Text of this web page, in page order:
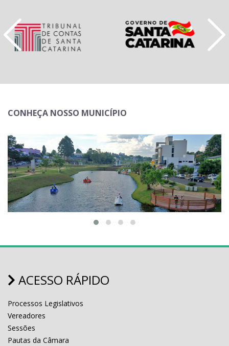
CONHEÇA NOSSO MUNICÍPIO
ACESSO RÁPIDO
Processos Legislativos
Vereadores
Sessões
Pautas da Câmara